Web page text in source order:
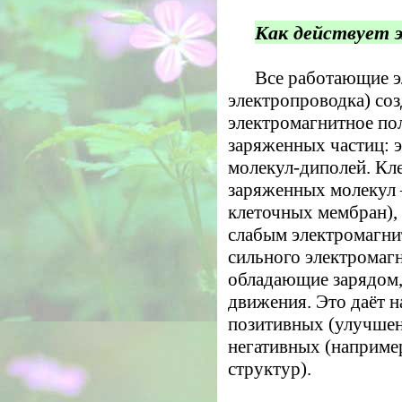
Как действует
Все работающие
электропроводка)
электромагнитное
заряженных частиц:
молекул-диполей.
заряженных
клеточных
слабым
сильного
обладающие
движения. Это даёт
позитивных
негативных
структур).